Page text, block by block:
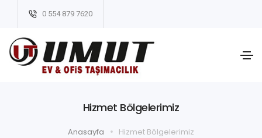
0 554 879 7620
Hizmet Bölgelerimiz
Anasayfa Hizmet Bölgelerimiz